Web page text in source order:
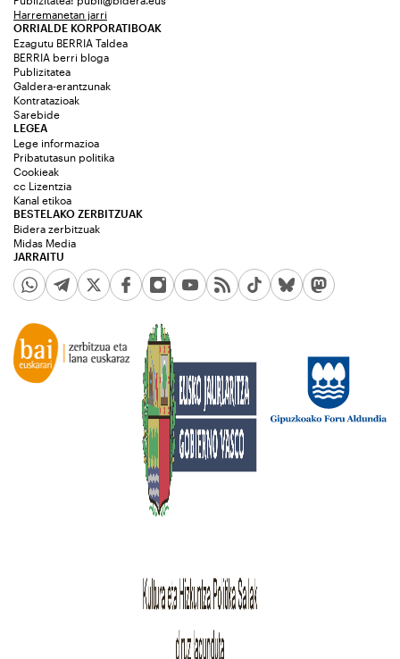
Harremanetan jarri
ORRIALDE KORPORATIBOAK
Ezagutu BERRIA Taldea
BERRIA berri bloga
Publizitatea
Galdera-erantzunak
Kontratazioak
Sarebide
JARRAITU
LEGEA
Lege informazioa
Pribatutasun politika
Cookieak
cc Lizentzia
Kanal etikoa
BESTELAKO ZERBITZUAK
Bidera zerbitzuak
Midas Media